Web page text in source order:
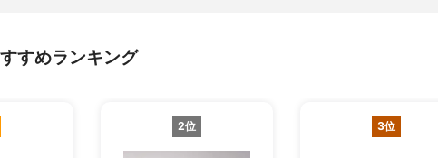
すめランキング
2位 3位